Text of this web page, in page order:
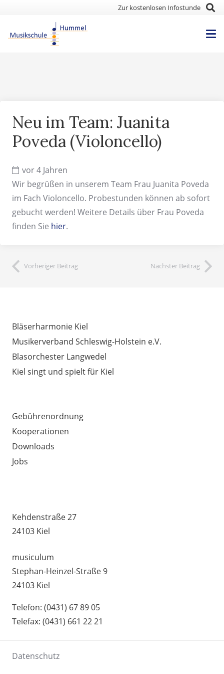
Zur kostenlosen Infostunde
Neu im Team: Juanita
Poveda (Violoncello)
vor 4 Jahren
Wir begrüßen in unserem Team Frau Juanita Poveda
im Fach Violoncello. Probestunden können ab sofort
gebucht werden! Weitere Details über Frau Poveda
finden Sie hier.
Vorheriger Beitrag Nächster Beitrag
Bläserharmonie Kiel
Musikerverband Schleswig-Holstein e.V.
Blasorchester Langwedel
Kiel singt und spielt für Kiel
Gebührenordnung
Kooperationen
Downloads
Jobs
Kehdenstraße 27
24103 Kiel
musiculum
Stephan-Heinzel-Straße 9
24103 Kiel
Telefon: (0431) 67 89 05
Telefax: (0431) 661 22 21
Datenschutz